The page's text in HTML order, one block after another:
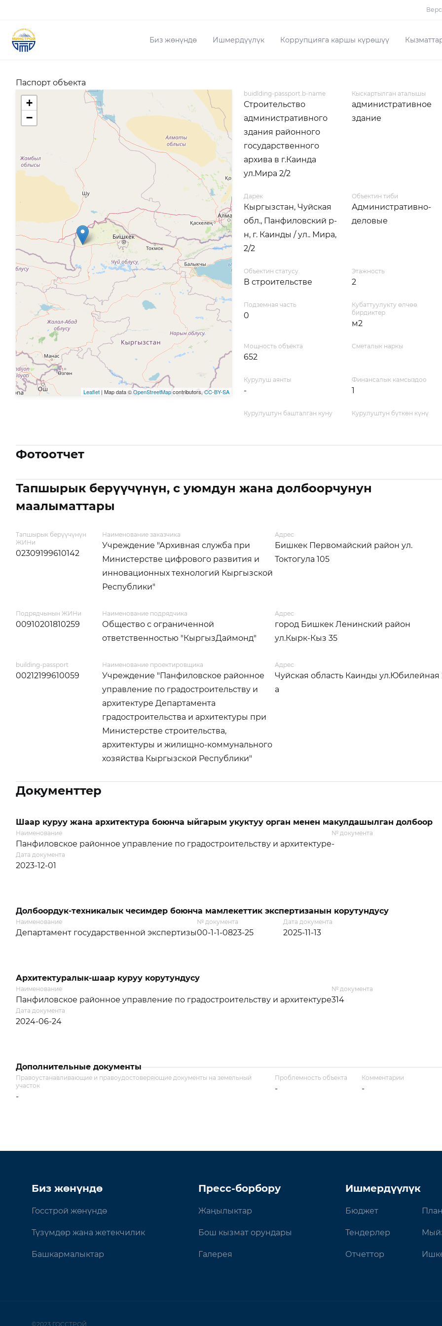
Биз жөнүндө Ишмердүүлүк Коррупцияга каршы күрөшүү
Паспорт объекта
+
−
Leaflet| Map data ©OpenStreetMapcontributors, CC-BY-SA
buidlding-passport.b-name
Строительство
административного
здания районного
государственного
архива в г.Каинда
ул.Мира 2/2
Кыскартылган аталышы
административное
здание
Дарек
Кыргызстан, Чуйская
обл., Панфиловский р-
н, г. Каинды / ул.. Мира,
2/2
Объектин тиби
Административно-
деловые
Объектин статусу
В строительстве
Этажность
2
Подземная часть
0
Кубаттуулукту өлчөө
бирдиктер
м2
Мощность объекта
652
Сметалык наркы
Курулуш аянты
-
Финансалык камсыздоо
1
Курулуштун башталган куну Курулуштун бүткөн күнү
Фотоотчет
Тапшырык берүүчүнүн, с уюмдун жана долбоорчунун
маалыматтары
Тапшырык берүүчүнүн
ЖИНи
02309199610142
Наименование заказчика
Учреждение "Архивная служба при
Министерстве цифрового развития и
инновационных технологий Кыргызской
Республики"
Адрес
Бишкек Первомайский район ул.
Токтогула 105
Подрядчынын ЖИНи
00910201810259
Наименование подрядчика
Общество с ограниченной
ответственностью "КыргызДаймонд"
Адрес
город Бишкек Ленинский район
ул.Кырк-Кыз 35
building-passport
00212199610059
Наименование проектировщика
Учреждение "Панфиловское районное
управление по градостроительству и
архитектуре Департамента
градостроительства и архитектуры при
Министерстве строительства,
архитектуры и жилищно-коммунального
хозяйства Кыргызской Республики"
Адрес
Чуйская область Каинды ул.Юбилейная
а
Документтер
Шаар куруу жана архитектура боюнча ыйгарым укуктуу орган менен макулдашылган долбоор
Наименование
Панфиловское районное управление по градостроительству и архитектуре
№ документа
-
Дата документа
2023-12-01
Долбоордук-техникалык чесимдер боюнча мамлекеттик экспертизанын корутундусу
Наименование
Департамент государственной экспертизы
№ документа
00-1-1-0823-25
Дата документа
2025-11-13
Архитектуралык-шаар куруу корутундусу
Наименование
Панфиловское районное управление по градостроительству и архитектуре
№ документа
314
Дата документа
2024-06-24
Дополнительные документы
Правоустанавливающие и правоудостоверяющие документы на земельный
участок
-
Проблемность объекта
-
Комментарии
-
Биз жөнүндө
Госстрой жөнүндө
Түзүмдөр жана жетекчилик
Башкармалыктар
Пресс-борбору
Жаңылыктар
Бош кызмат орундары
Галерея
Ишмердүүлүк
Бюджет
Тендерлер
Отчеттор
©2023 ГОССТРОЙ